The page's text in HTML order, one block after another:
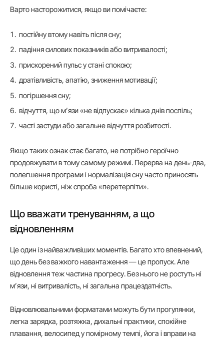
Варто насторожитися, якщо ви помічаєте:
постійну втому навіть після сну;
падіння силових показників або витривалості;
прискорений пульс у стані спокою;
дратівливість, апатію, зниження мотивації;
погіршення сну;
відчуття, що м’язи «не відпускає» кілька днів поспіль;
часті застуди або загальне відчуття розбитості.
Якщо таких ознак стає багато, не потрібно героїчно
продовжувати в тому самому режимі. Перерва на день-два,
полегшення програми і нормалізація сну часто приносять
більше користі, ніж спроба «перетерпіти».
Що вважати тренуванням, а що
відновленням
Це один із найважливіших моментів. Багато хто впевнений,
що день без важкого навантаження — це пропуск. Але
відновлення теж частина прогресу. Без нього не ростуть ні
м’язи, ні витривалість, ні загальна працездатність.
Відновлювальними форматами можуть бути прогулянки,
легка зарядка, розтяжка, дихальні практики, спокійне
плавання, велосипед у помірному темпі, йога і вправи на